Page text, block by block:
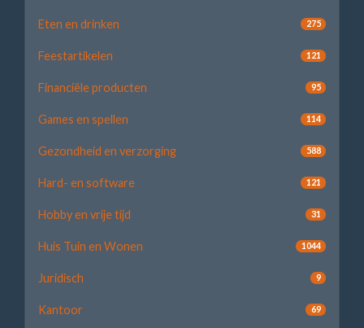
Eten en drinken 275
Feestartikelen 121
Financiële producten 95
Games en spellen 114
Gezondheid en verzorging 588
Hard- en software 121
Hobby en vrije tijd 31
Huis Tuin en Wonen 1044
Juridisch 9
Kantoor 69